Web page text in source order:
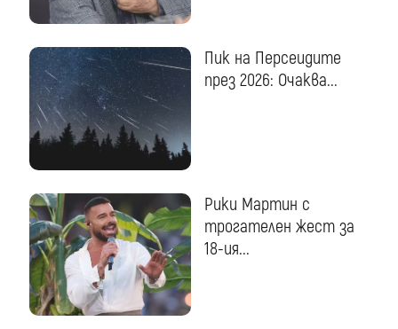
Пик на Персеидите
през 2026: Очаква...
Рики Мартин с
трогателен жест за
18-ия...